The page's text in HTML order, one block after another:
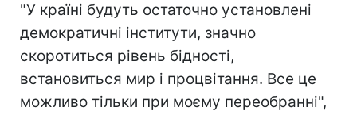
"У країні будуть остаточно установлені
демократичні інститути, значно
скоротиться рівень бідності,
встановиться мир і процвітання. Все це
можливо тільки при моєму переобранні",